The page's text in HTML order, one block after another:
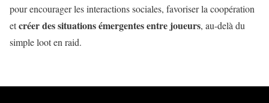
pour encourager les interactions sociales, favoriser la coopération
etcréer des situations émergentes entre joueurs, au-delà du
simple loot en raid.